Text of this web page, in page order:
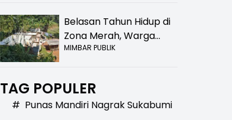
Belasan Tahun Hidup di
Zona Merah, Warga
Kampung Nangewer
Relokasi
MIMBAR PUBLIK
TAG POPULER
# Punas Mandiri Nagrak Sukabumi